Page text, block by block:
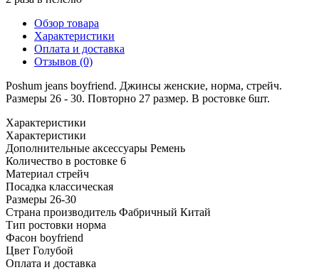
Обзор товара
Характеристики
Оплата и доставка
Отзывов (0)
Poshum jeans boyfriend. Джинсы женские, норма, стрейч.
Размеры 26 - 30. Повторно 27 размер. В ростовке 6шт.
Характеристики
Характеристики
Дополнительные аксессуары Ремень
Количество в ростовке 6
Материал стрейч
Посадка классическая
Размеры 26-30
Страна производитель Фабричный Китай
Тип ростовки норма
Фасон boyfriend
Цвет Голубой
Оплата и доставка